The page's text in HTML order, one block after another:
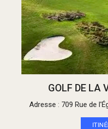
GOLF DE LA
Adresse : 709 Rue de